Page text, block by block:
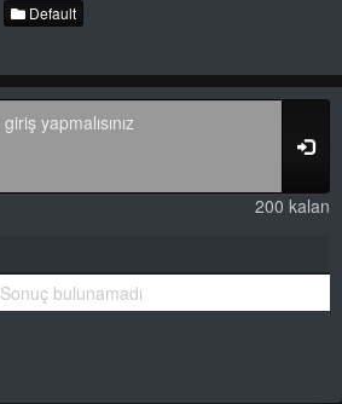
Default
200 kalan
Sonuç bulunamadı